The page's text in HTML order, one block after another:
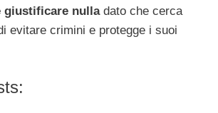
giustificare nulladato che cerca
evitare crimini e protegge i suoi